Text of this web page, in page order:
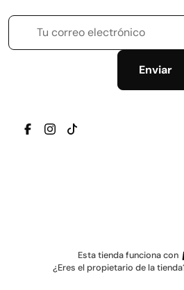
Enviar
TRANSLATION MISSING:
TRANSLATION MISSING:
TRANSLATION
Esta tienda funciona con
¿Eres el propietario de la